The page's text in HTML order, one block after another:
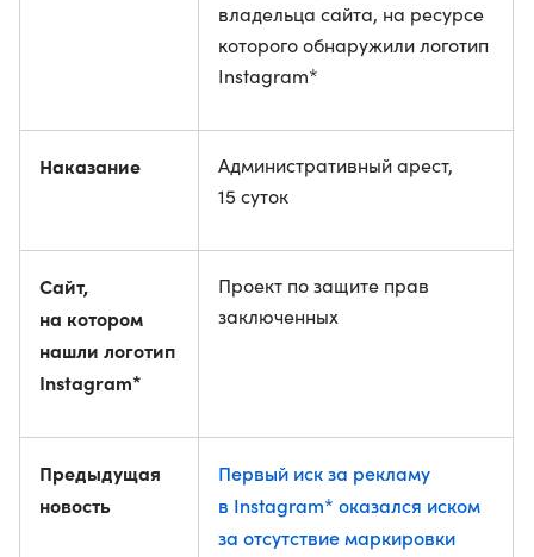
владельца сайта, на ресурсе
которого обнаружили логотип
Instagram*
Наказание
Административный арест,
15 суток
Сайт,
на котором
нашли логотип
Instagram*
Проект по защите прав
заключенных
Предыдущая
новость
Первый иск за рекламу
в Instagram* оказался иском
за отсутствие маркировки